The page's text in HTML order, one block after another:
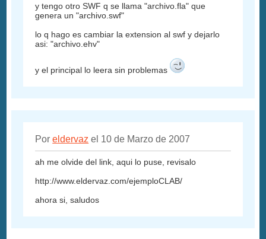
y tengo otro SWF q se llama "archivo.fla" que
genera un "archivo.swf"
lo q hago es cambiar la extension al swf y dejarlo
asi: "archivo.ehv"
y el principal lo leera sin problemas
Poreldervaz el 10 de Marzo de 2007
ah me olvide del link, aqui lo puse, revisalo
http://www.eldervaz.com/ejemploCLAB/
ahora si, saludos